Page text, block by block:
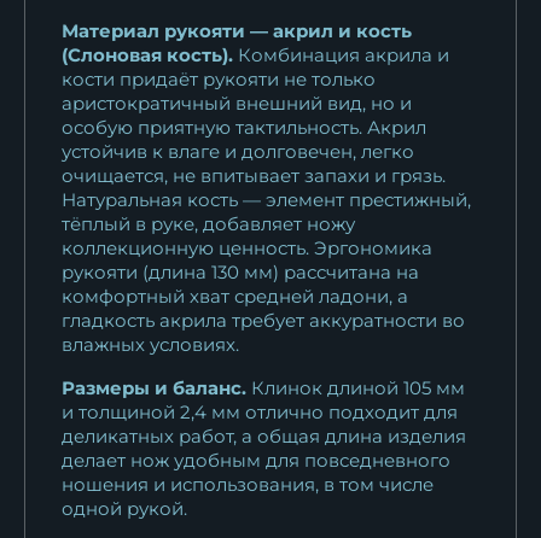
Материал рукояти — акрил и кость
(Слоновая кость). Комбинация акрила и
кости придаёт рукояти не только
аристократичный внешний вид, но и
особую приятную тактильность. Акрил
устойчив к влаге и долговечен, легко
очищается, не впитывает запахи и грязь.
Натуральная кость — элемент престижный,
тёплый в руке, добавляет ножу
коллекционную ценность. Эргономика
рукояти (длина 130 мм) рассчитана на
комфортный хват средней ладони, а
гладкость акрила требует аккуратности во
влажных условиях.
Размеры и баланс. Клинок длиной 105 мм
и толщиной 2,4 мм отлично подходит для
деликатных работ, а общая длина изделия
делает нож удобным для повседневного
ношения и использования, в том числе
одной рукой.